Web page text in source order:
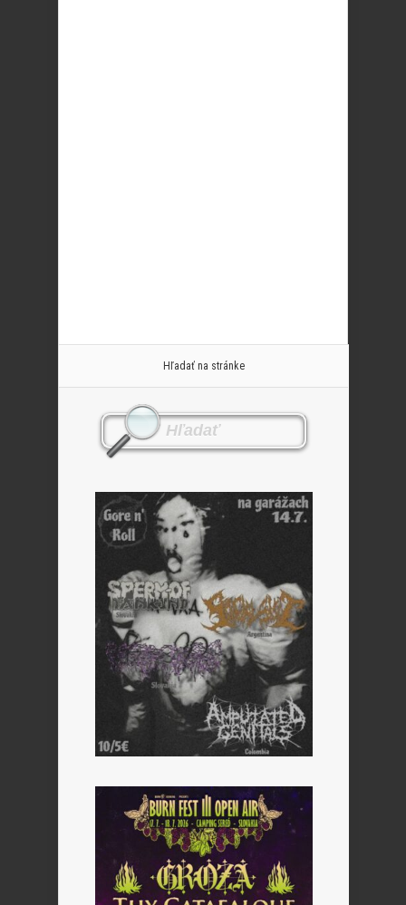
Hľadať na stránke